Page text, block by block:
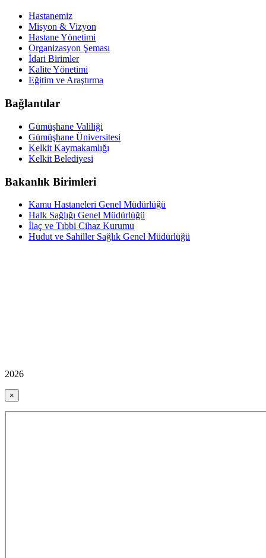
Hastanemiz
Misyon & Vizyon
Hastane Yönetimi
Organizasyon Şeması
İdari Birimler
Kalite Yönetimi
Eğitim ve Araştırma
Bağlantılar
Gümüşhane Valiliği
Gümüşhane Üniversitesi
Kelkit Kaymakamlığı
Kelkit Belediyesi
Bakanlık Birimleri
Kamu Hastaneleri Genel Müdürlüğü
Halk Sağlığı Genel Müdürlüğü
İlaç ve Tıbbi Cihaz Kurumu
Hudut ve Sahiller Sağlık Genel Müdürlüğü
2026
×